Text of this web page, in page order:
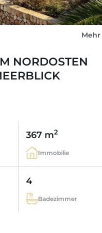
NORDOSTEN
367 m2
Immobilie
4
Badezimmer